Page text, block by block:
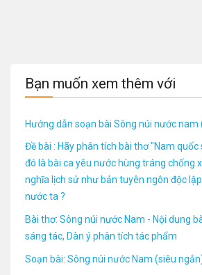
Bạn muốn xem thêm với
Hướng dẫn soạn bài Sông núi nước nam
Đề bài : Hãy phân tích bài thơ "Nam
đó là bài ca yêu nước hùng tráng chống
nghĩa lịch sử như bản tuyên ngôn độc
nước ta ?
Bài thơ: Sông núi nước Nam - Nội dung
sáng tác, Dàn ý phân tích tác phẩm
Soạn bài: Sông núi nước Nam (siêu